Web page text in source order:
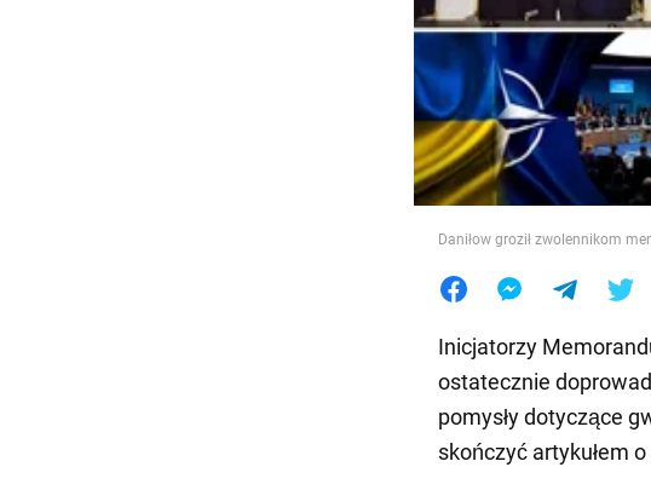
Jedzenie
Daniłow groził zwolennikom
Inicjatorzy
ostatecznie
pomysły dotyczące
skończyć artykułem